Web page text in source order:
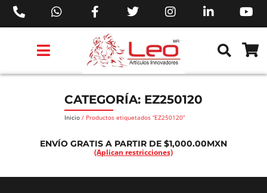
CATEGORÍA: EZ250120
Inicio / Productos etiquetados “EZ250120”
ENVÍO GRATIS A PARTIR DE $1,000.00MXN
(Aplican restricciones)